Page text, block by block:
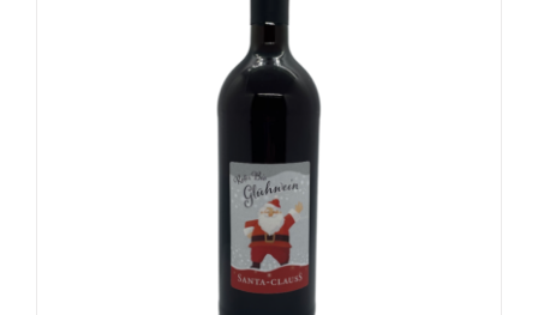
VERANSTALTUNGEN
AUSZEICHNUNGEN
KONTAKT | ÖFFNUNGSZEITEN
SHOP